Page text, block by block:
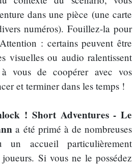
dans une pièce (une carte
numéros). Fouillez-la pour
: certains peuvent être
visuelles ou audio ralentissent
vous de coopérer avec vos
et terminer dans les temps !
! Short Adventures - Le
a été primé à de nombreuses
accueil particulièrement
Si vous ne le possédez